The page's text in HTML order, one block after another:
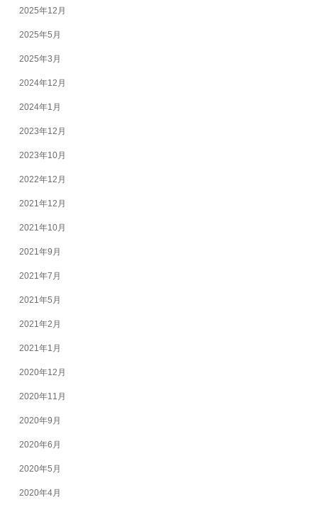
2025年12月
2025年5月
2025年3月
2024年12月
2024年1月
2023年12月
2023年10月
2022年12月
2021年12月
2021年10月
2021年9月
2021年7月
2021年5月
2021年2月
2021年1月
2020年12月
2020年11月
2020年9月
2020年6月
2020年5月
2020年4月